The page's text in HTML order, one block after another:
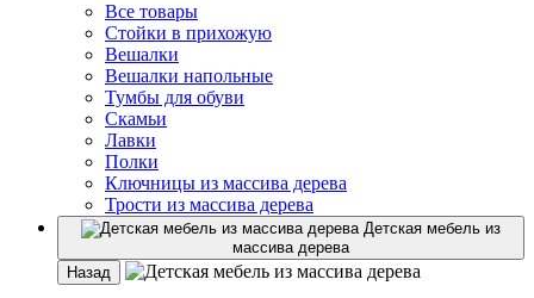
Все товары
Стойки в прихожую
Вешалки
Вешалки напольные
Тумбы для обуви
Скамьи
Лавки
Полки
Ключницы из массива дерева
Трости из массива дерева
Детская мебель из
массива дерева
Назад